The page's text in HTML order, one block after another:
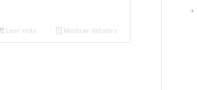
Leer más Mostrar detalles